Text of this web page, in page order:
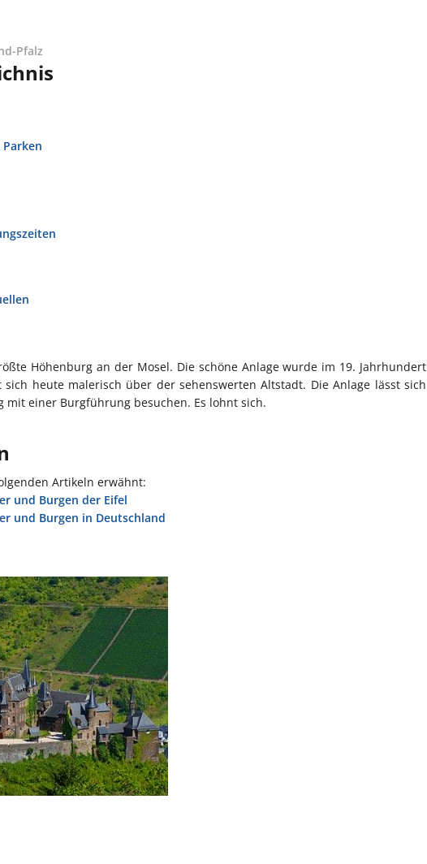
Pfalz
Höhenburg an der Mosel. Die schöne Anlage wurde im 19. Jahrhundert
heute malerisch über der sehenswerten Altstadt. Die Anlage lässt sich
mit einer Burgführung besuchen. Es lohnt sich.
Artikeln erwähnt:
und Burgen der Eifel
und Burgen in Deutschland